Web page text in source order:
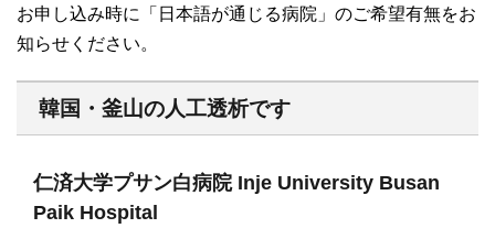
お申し込み時に「日本語が通じる病院」のご希望有無をお
知らせください。
韓国・釜山の人工透析です
仁済大学プサン白病院 Inje University Busan
Paik Hospital